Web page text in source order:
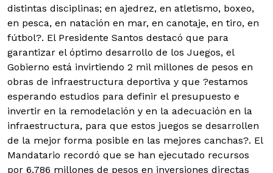
distintas disciplinas; en ajedrez, en atletismo, boxeo,
en pesca, en natación en mar, en canotaje, en tiro, en
fútbol?. El Presidente Santos destacó que para
garantizar el óptimo desarrollo de los Juegos, el
Gobierno está invirtiendo 2 mil millones de pesos en
obras de infraestructura deportiva y que ?estamos
esperando estudios para definir el presupuesto e
invertir en la remodelación y en la adecuación en la
infraestructura, para que estos juegos se desarrollen
de la mejor forma posible en las mejores canchas?. El
Mandatario recordó que se han ejecutado recursos
por 6.786 millones de pesos en inversiones directas